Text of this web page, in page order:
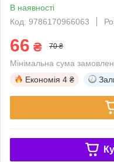
В наявності
Код: 9786170966063
66 ₴ 70 ₴
Мінімальна сума
Економія 4 ₴